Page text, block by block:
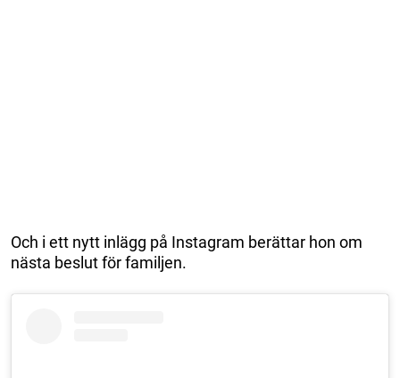
Och i ett nytt inlägg på Instagram berättar hon om
nästa beslut för familjen.